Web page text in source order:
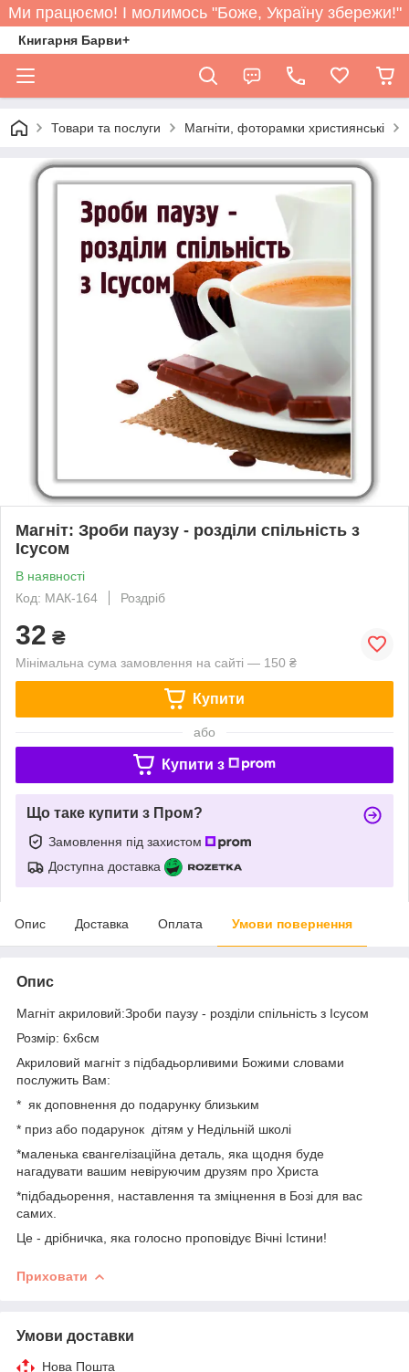
Ми працюємо! І молимось "Боже, Україну збережи!"
Книгарня Барви+
Товари та послуги Магніти, фоторамки християнські
Магніт: Зроби паузу - розділи спільність з
Ісусом
В наявності
Код: МАК-164
Роздріб
32 ₴
Мінімальна сума замовлення на сайті — 150 ₴
Купити
або
Купити з
Що таке купити з Пром?
Замовлення під захистом
Доступна доставка
Опис Доставка Оплата Умови повернення
Опис
Магніт акриловий:Зроби паузу - розділи спільність з Ісусом
Розмір: 6х6см
Акриловий магніт з підбадьорливими Божими словами
послужить Вам:
* як доповнення до подарунку близьким
* приз або подарунок дітям у Недільній школі
*маленька євангелізаційна деталь, яка щодня буде
нагадувати вашим невіруючим друзям про Христа
*підбадьорення, наставлення та зміцнення в Бозі для вас
самих.
Це - дрібничка, яка голосно проповідує Вічні Істини!
Приховати
Умови доставки
Нова Пошта